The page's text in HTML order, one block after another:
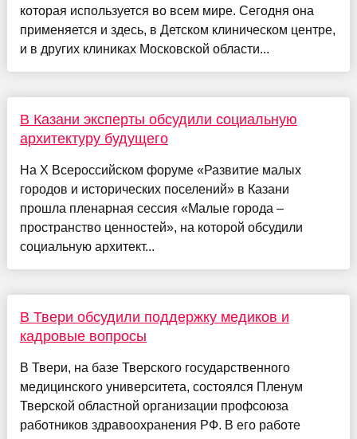
которая используется во всем мире. Сегодня она
применяется и здесь, в Детском клиническом центре,
и в других клиниках Московской области...
В Казани эксперты обсудили социальную
архитектуру будущего
На X Всероссийском форуме «Развитие малых
городов и исторических поселений» в Казани
прошла пленарная сессия «Малые города –
пространство ценностей», на которой обсудили
социальную архитект...
В Твери обсудили поддержку медиков и
кадровые вопросы
В Твери, на базе Тверского государственного
медицинского университета, состоялся Пленум
Тверской областной организации профсоюза
работников здравоохранения РФ. В его работе